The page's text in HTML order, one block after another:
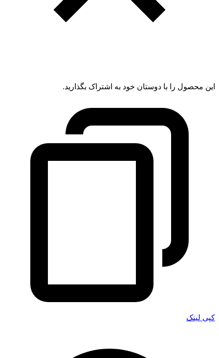
این محصول را با دوستان خود به اشتراک بگذارید.
کپی لینک